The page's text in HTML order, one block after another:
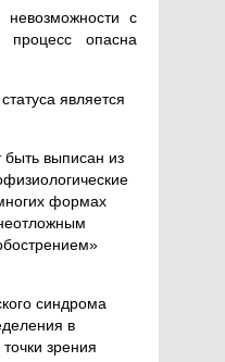
с
процесс опасна
является
быть выписан из
формах
синдрома
в
зрения